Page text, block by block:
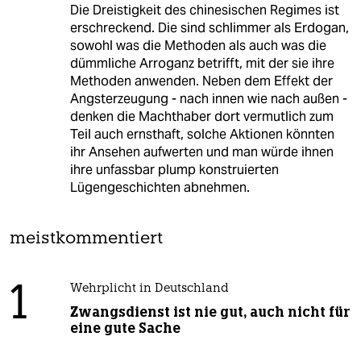
Die Dreistigkeit des chinesischen Regimes ist
erschreckend. Die sind schlimmer als Erdogan,
sowohl was die Methoden als auch was die
dümmliche Arroganz betrifft, mit der sie ihre
Methoden anwenden. Neben dem Effekt der
Angsterzeugung - nach innen wie nach außen -
denken die Machthaber dort vermutlich zum
Teil auch ernsthaft, solche Aktionen könnten
ihr Ansehen aufwerten und man würde ihnen
ihre unfassbar plump konstruierten
Lügengeschichten abnehmen.
meistkommentiert
1 Wehrplicht in Deutschland
Zwangsdienst ist nie gut, auch nicht für
eine gute Sache